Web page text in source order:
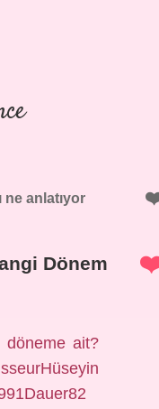
ne anlatıyor
Dönem
döneme ait?